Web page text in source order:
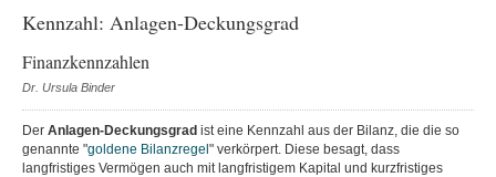
Kennzahl: Anlagen-Deckungsgrad
Finanzkennzahlen
Dr. Ursula Binder
Der Anlagen-Deckungsgrad ist eine Kennzahl aus der Bilanz, die die so
genannte "goldene Bilanzregel " verkörpert. Diese besagt, dass
langfristiges Vermögen auch mit langfristigem Kapital und kurzfristiges